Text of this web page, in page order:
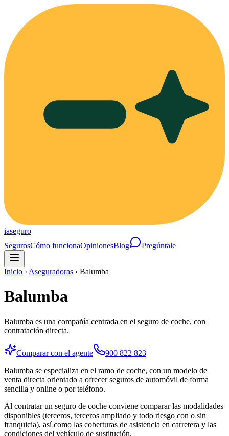
iaseguro
SegurosCómo funcionaOpinionesBlog Pregúntale
Inicio › Aseguradoras › Balumba
Balumba
Balumba es una compañía centrada en el seguro de coche, con
contratación directa.
Comparar con el agente
900 822 823
Balumba se especializa en el ramo de coche, con un modelo de
venta directa orientado a ofrecer seguros de automóvil de forma
sencilla y online o por teléfono.
Al contratar un seguro de coche conviene comparar las modalidades
disponibles (terceros, terceros ampliado y todo riesgo con o sin
franquicia), así como las coberturas de asistencia en carretera y las
condiciones del vehículo de sustitución.